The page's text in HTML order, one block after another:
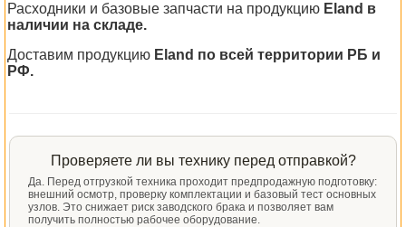
Расходники и базовые запчасти на продукцию Eland в
наличии на складе.
Доставим продукцию Eland по всей территории РБ и
РФ.
Проверяете ли вы технику перед отправкой?
Да. Перед отгрузкой техника проходит предпродажную подготовку:
внешний осмотр, проверку комплектации и базовый тест основных
узлов. Это снижает риск заводского брака и позволяет вам
получить полностью рабочее оборудование.